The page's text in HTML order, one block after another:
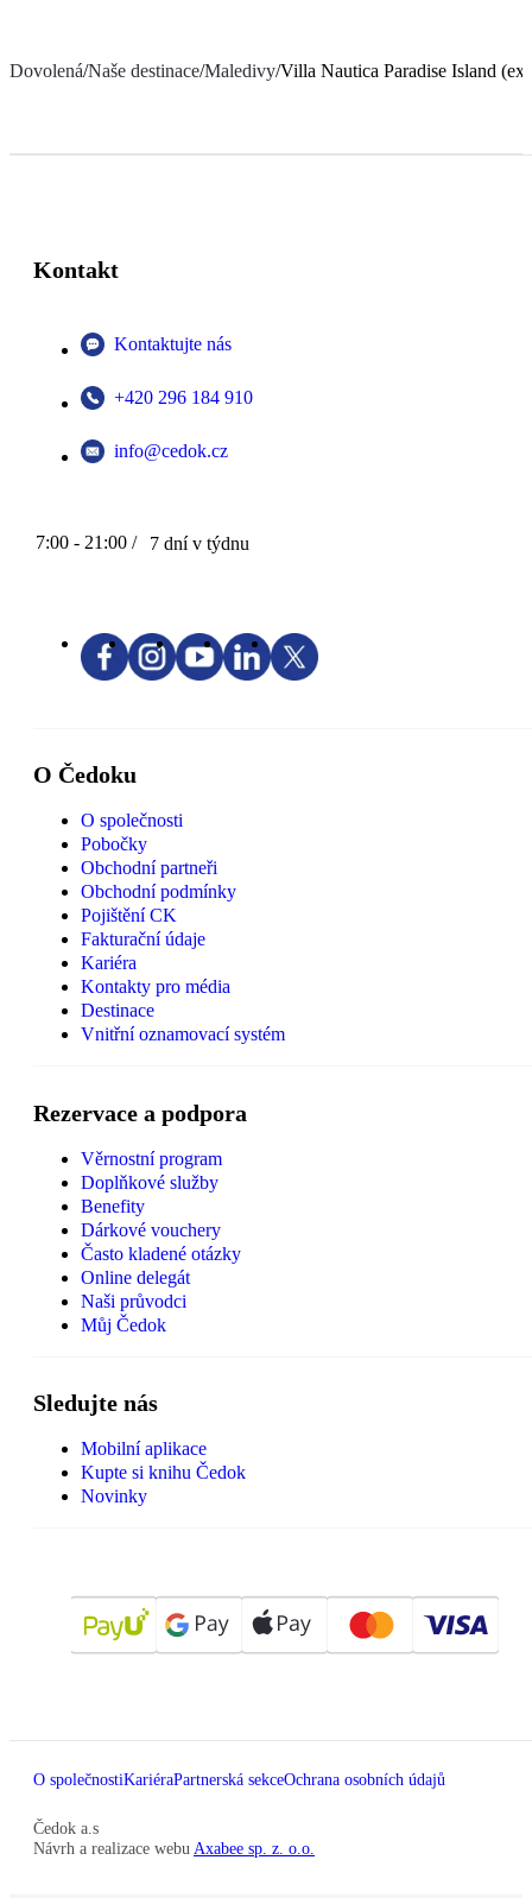
Dovolená/Naše destinace/Maledivy/Villa Nautica Paradise Island
Kontakt
Kontaktujte nás
+420 296 184 910
info@cedok.cz
7:00 - 21:00 / 7 dní v týdnu
O Čedoku
O společnosti
Pobočky
Obchodní partneři
Obchodní podmínky
Pojištění CK
Fakturační údaje
Kariéra
Kontakty pro média
Destinace
Vnitřní oznamovací systém
Rezervace a podpora
Věrnostní program
Doplňkové služby
Benefity
Dárkové vouchery
Často kladené otázky
Online delegát
Naši průvodci
Můj Čedok
Sledujte nás
Mobilní aplikace
Kupte si knihu Čedok
Novinky
O společnostiKariéraPartnerská sekceOchrana osobních údajů
Čedok a.s
Návrh a realizace webu Axabee sp. z. o.o.